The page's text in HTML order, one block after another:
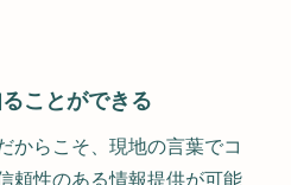
ことができる
からこそ、現地の言葉でコ
頼性のある情報提供が可能